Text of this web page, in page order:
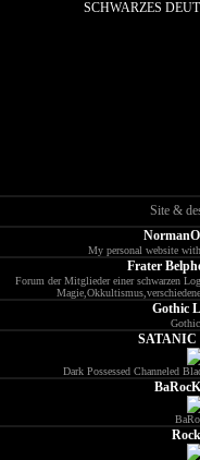
SCHWARZES
Site &
My personal website
Frater
Forum der Mitglieder einer schwarzen
Gothic
SATANIC
Dark Possessed Channeled